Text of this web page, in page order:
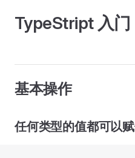
TypeStript 入
基本操作
任何类型的值都可以